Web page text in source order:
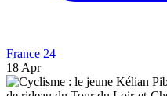
France 24
18 Apr